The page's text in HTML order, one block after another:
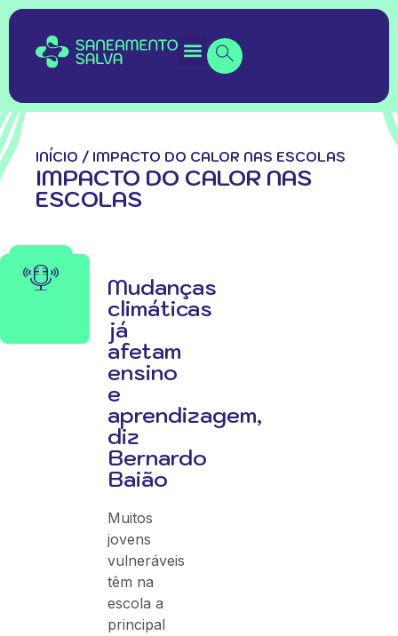
INÍCIO / IMPACTO DO CALOR NAS ESCOLAS
IMPACTO DO CALOR NAS
ESCOLAS
Mudanças
climáticas
já
afetam
ensino
e
aprendizagem,
diz
Bernardo
Baião
Muitos
jovens
vulneráveis
têm na
escola a
principal